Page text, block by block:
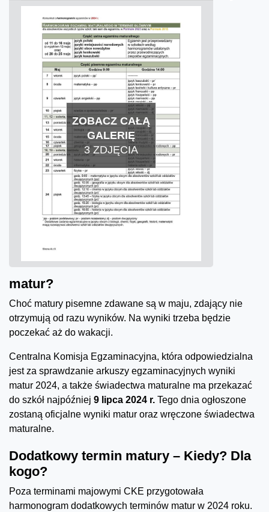
ZOBACZ CAŁĄ
GALERIĘ
3 ZDJĘCIA
matur?
Choć matury pisemne zdawane są w maju, zdający nie
otrzymują od razu wyników. Na wyniki trzeba będzie
poczekać aż do wakacji.
Centralna Komisja Egzaminacyjna, która odpowiedzialna
jest za sprawdzanie arkuszy egzaminacyjnych wyniki
matur 2024, a także świadectwa maturalne ma przekazać
do szkół najpóźniej 9 lipca 2024 r. Tego dnia ogłoszone
zostaną oficjalne wyniki matur oraz wręczone świadectwa
maturalne.
Dodatkowy termin matury – Kiedy? Dla
kogo?
Poza terminami majowymi CKE przygotowała
harmonogram dodatkowych terminów matur w 2024 roku.